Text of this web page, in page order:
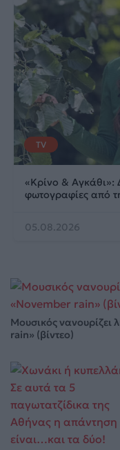
TV
«Κρίνο & Αγκάθι»:
φωτογραφίες από
05.08.2026
Μουσικός νανουρίζει
rain» (βίντεο)